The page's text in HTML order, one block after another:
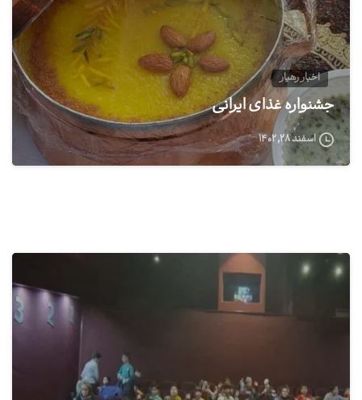
اخبار رهیار
جشنواره غذای ایرانی
اسفند ۲۸, ۱۴۰۲
0